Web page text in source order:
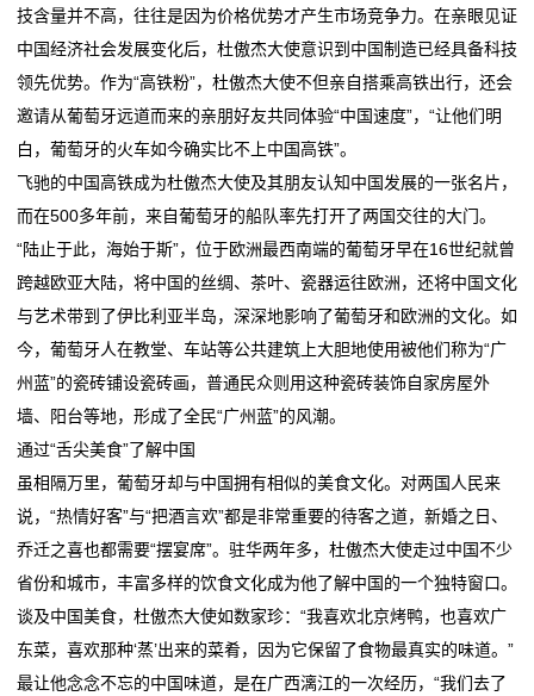
技含量并不高，往往是因为价格优势才产生市场竞争力。在亲眼见证
中国经济社会发展变化后，杜傲杰大使意识到中国制造已经具备科技
领先优势。作为“高铁粉”，杜傲杰大使不但亲自搭乘高铁出行，还会
邀请从葡萄牙远道而来的亲朋好友共同体验“中国速度”，“让他们明
白，葡萄牙的火车如今确实比不上中国高铁”。
飞驰的中国高铁成为杜傲杰大使及其朋友认知中国发展的一张名片，
而在500多年前，来自葡萄牙的船队率先打开了两国交往的大门。
“陆止于此，海始于斯”，位于欧洲最西南端的葡萄牙早在16世纪就曾
跨越欧亚大陆，将中国的丝绸、茶叶、瓷器运往欧洲，还将中国文化
与艺术带到了伊比利亚半岛，深深地影响了葡萄牙和欧洲的文化。如
今，葡萄牙人在教堂、车站等公共建筑上大胆地使用被他们称为“广
州蓝”的瓷砖铺设瓷砖画，普通民众则用这种瓷砖装饰自家房屋外
墙、阳台等地，形成了全民“广州蓝”的风潮。
通过“舌尖美食”了解中国
虽相隔万里，葡萄牙却与中国拥有相似的美食文化。对两国人民来
说，“热情好客”与“把酒言欢”都是非常重要的待客之道，新婚之日、
乔迁之喜也都需要“摆宴席”。驻华两年多，杜傲杰大使走过中国不少
省份和城市，丰富多样的饮食文化成为他了解中国的一个独特窗口。
谈及中国美食，杜傲杰大使如数家珍：“我喜欢北京烤鸭，也喜欢广
东菜，喜欢那种‘蒸’出来的菜肴，因为它保留了食物最真实的味道。”
最让他念念不忘的中国味道，是在广西漓江的一次经历，“我们去了